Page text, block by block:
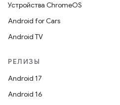
Устройства ChromeOS
Android for Cars
Android TV
РЕЛИЗЫ
Android 17
Android 16